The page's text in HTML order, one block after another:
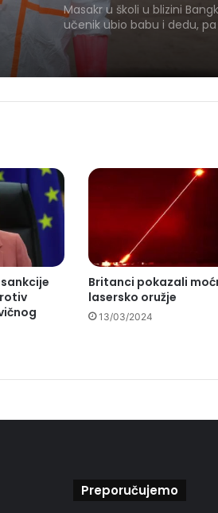
Masakr u školi u blizini
učenik ubio babu i dedu,
na nastavnike i đake
Britanci pokazali
lasersko oružje
13/03/2024
Preporučujemo